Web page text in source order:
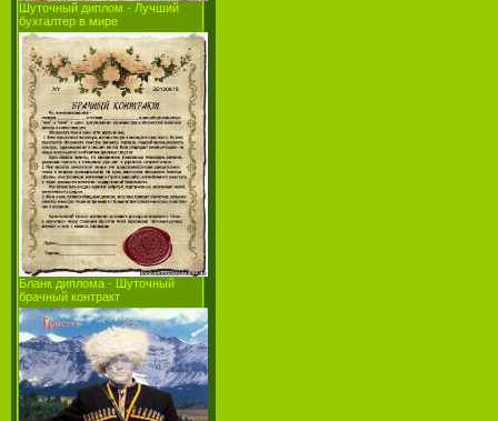
Шуточный диплом - Лучший
бухгалтер в мире
Бланк диплома - Шуточный
брачный контракт